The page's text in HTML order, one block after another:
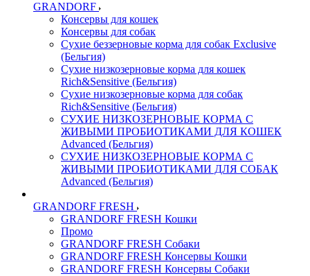
GRANDORF
Консервы для кошек
Консервы для собак
Сухие беззерновые корма для собак Exclusive
(Бельгия)
Сухие низкозерновые корма для кошек
Rich&Sensitive (Бельгия)
Сухие низкозерновые корма для собак
Rich&Sensitive (Бельгия)
СУХИЕ НИЗКОЗЕРНОВЫЕ КОРМА С
ЖИВЫМИ ПРОБИОТИКАМИ ДЛЯ КОШЕК
Advanced (Бельгия)
СУХИЕ НИЗКОЗЕРНОВЫЕ КОРМА С
ЖИВЫМИ ПРОБИОТИКАМИ ДЛЯ СОБАК
Advanced (Бельгия)
GRANDORF FRESH
GRANDORF FRESH Кошки
Промо
GRANDORF FRESH Собаки
GRANDORF FRESH Консервы Кошки
GRANDORF FRESH Консервы Собаки